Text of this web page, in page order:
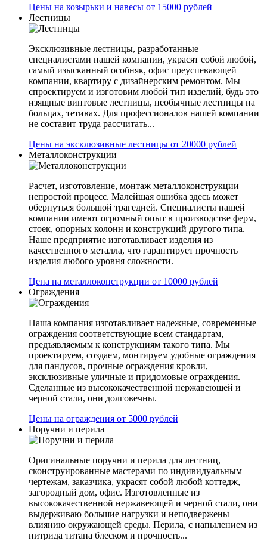
Цены на козырьки и навесы от 15000 рублей
Лестницы
Эксклюзивные лестницы, разработанные
специалистами нашей компании, украсят собой любой,
самый изысканный особняк, офис преуспевающей
компании, квартиру с дизайнерским ремонтом. Мы
спроектируем и изготовим любой тип изделий, будь это
изящные винтовые лестницы, необычные лестницы на
больцах, тетивах. Для профессионалов нашей компании
не составит труда рассчитать...
Цены на эксклюзивные лестницы от 20000 рублей
Металлоконструкции
Расчет, изготовление, монтаж металлоконструкции –
непростой процесс. Малейшая ошибка здесь может
обернуться большой трагедией. Специалисты нашей
компании имеют огромный опыт в производстве ферм,
стоек, опорных колонн и конструкций другого типа.
Наше предприятие изготавливает изделия из
качественного металла, что гарантирует прочность
изделия любого уровня сложности.
Цена на металлоконструкции от 10000 рублей
Ограждения
Наша компания изготавливает надежные, современные
ограждения соответствующие всем стандартам,
предъявляемым к конструкциям такого типа. Мы
проектируем, создаем, монтируем удобные ограждения
для пандусов, прочные ограждения кровли,
эксклюзивные уличные и придомовые ограждения.
Сделанные из высококачественной нержавеющей и
черной стали, они долговечны.
Цены на ограждения от 5000 рублей
Поручни и перила
Оригинальные поручни и перила для лестниц,
сконструированные мастерами по индивидуальным
чертежам, заказчика, украсят собой любой коттедж,
загородный дом, офис. Изготовленные из
высококачественной нержавеющей и черной стали, они
выдерживаю большие нагрузки и неподвержены
влиянию окружающей среды. Перила, с напылением из
нитрида титана блеском и прочность...